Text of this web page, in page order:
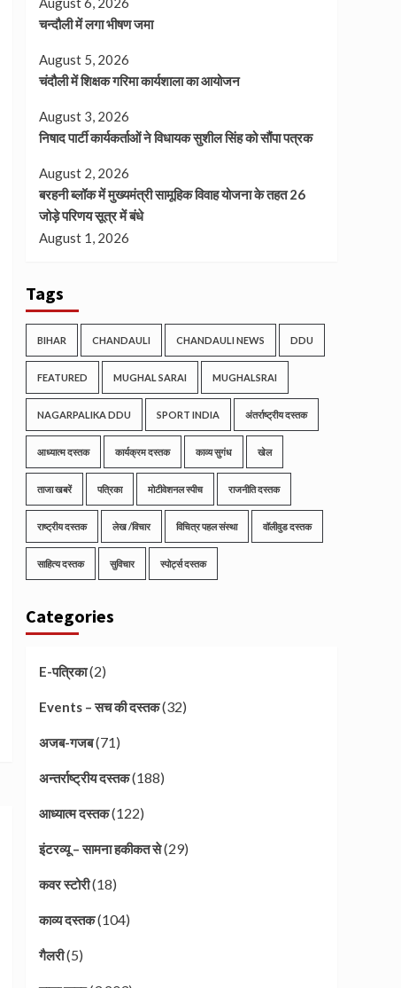
चन्दौली में लगा भीषण जमा
August 5, 2026
चंदौली में शिक्षक गरिमा कार्यशाला का आयोजन
August 3, 2026
निषाद पार्टी कार्यकर्ताओं ने विधायक सुशील सिंह को सौंपा पत्रक
August 2, 2026
बरहनी ब्लॉक में मुख्यमंत्री सामूहिक विवाह योजना के तहत 26
जोड़े परिणय सूत्र में बंधे
August 1, 2026
Tags
BIHAR CHANDAULI CHANDAULI NEWS DDU
FEATURED MUGHAL SARAI MUGHALSRAI
NAGARPALIKA DDU SPORT INDIA अंतर्राष्ट्रीय दस्तक
आध्यात्म दस्तक कार्यक्रम दस्तक काव्य सुगंध खेल
ताजा खबरें पत्रिका मोटीवेशनल स्पीच राजनीति दस्तक
राष्ट्रीय दस्तक लेख /विचार विचित्र पहल संस्था वॉलीवुड दस्तक
साहित्य दस्तक सुविचार स्पोर्ट्स दस्तक
Categories
E-पत्रिका(2)
Events – सच की दस्तक(32)
अजब-गजब(71)
अन्तर्राष्ट्रीय दस्तक(188)
आध्यात्म दस्तक(122)
इंटरव्यू – सामना हकीकत से(29)
कवर स्टोरी(18)
काव्य दस्तक(104)
गैलरी(5)